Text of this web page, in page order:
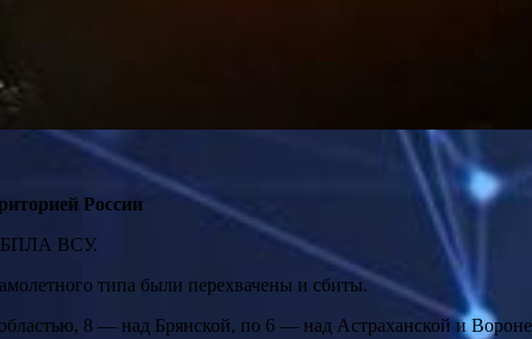
России
БПЛА ВСУ.
типа были перехвачены и сбиты.
8 — над Брянской, по 6 — над Астраханской и